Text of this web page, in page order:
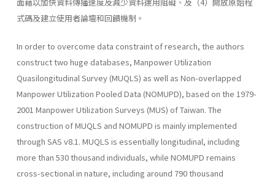
式碼及建立使用者論壇和回饋機制。
In order to overcome data constraint of research, the authors
construct two huge databases, Manpower Utilization
Quasilongitudinal Survey (MUQLS) as well as Non-overlapped
Manpower Utilization Pooled Data (NOMUPD), based on the 1979-
2001 Manpower Utilization Surveys (MUS) of Taiwan. The
construction of MUQLS and NOMUPD is mainly implemented
through SAS v8.1. MUQLS is essentially longitudinal, including
more than 530 thousand individuals, while NOMUPD remains
cross-sectional in nature, including around 790 thousand